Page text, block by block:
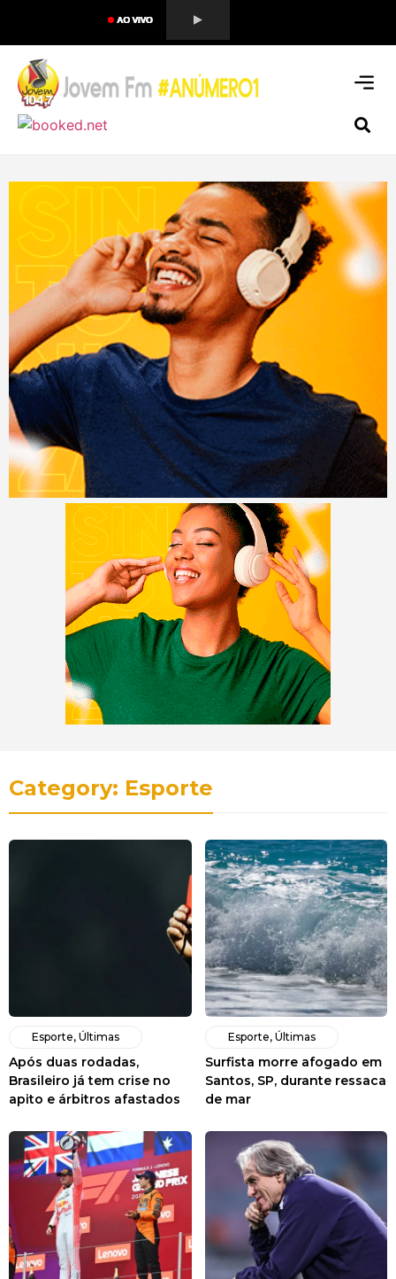
Category: Esporte
Esporte, Últimas
Após duas rodadas,
Brasileiro já tem crise no
apito e árbitros afastados
Esporte, Últimas
Surfista morre afogado em
Santos, SP, durante ressaca
de mar